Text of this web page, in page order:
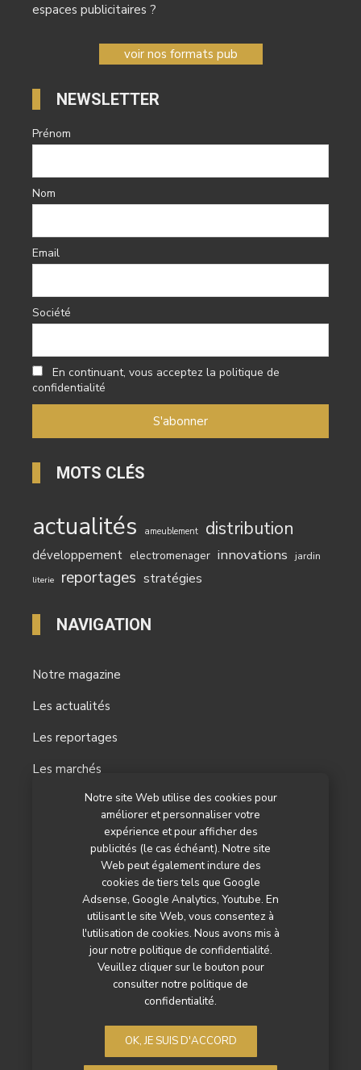
Notre site Web utilise des cookies pour
améliorer et personnaliser votre
expérience et pour afficher des
publicités (le cas échéant). Notre site
Web peut également inclure des
cookies de tiers tels que Google
Adsense, Google Analytics, Youtube. En
utilisant le site Web, vous consentez à
l'utilisation de cookies. Nous avons mis à
jour notre politique de confidentialité.
Veuillez cliquer sur le bouton pour
consulter notre politique de
confidentialité.
OK, JE SUIS D'ACCORD
espaces publicitaires ?
voir nos formats pub
NEWSLETTER
Prénom
Nom
Email
Société
En continuant, vous acceptez la politique de
confidentialité
MOTS CLÉS
actualités ameublement distribution
développement electromenager innovations jardin
literie reportages stratégies
NAVIGATION
Notre magazine
Les actualités
Les reportages
Les marchés
Nos autres titres
Qui sommes-nous ?
Contactez-nous
Mentions légales
Politique de confidentialité